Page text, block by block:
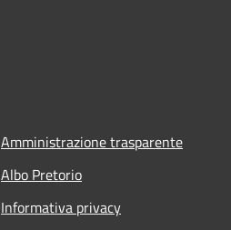
Amministrazione trasparente
Albo Pretorio
Informativa privacy